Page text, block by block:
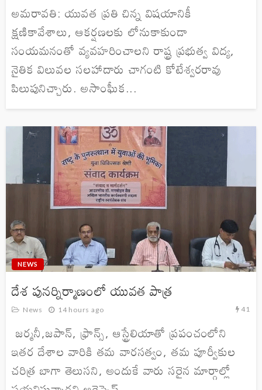
అమరావతి: యువత ప్రతి చిన్న విషయానికీ
క్షణికావేశాలు, ఆకర్షణలకు లోనుకాకుండా
సంయమనంతో వ్యవహరించాలని రాష్ట్ర ప్రభుత్వ విద్య,
నైతిక విలువల సలహాదారు చాగంటి కోటేశ్వరరావు
పిలుపునిచ్చారు. అసాంఘీక...
NEWS
దేశ పునర్నిర్మాణంలో యువత పాత్ర
News 14 hours ago 41
జర్మనీ,జపాన్, ఫ్రాన్స్, ఆస్ట్రేలియాతో ప్రపంచంలోని
ఇతర దేశాల వారికి తమ వారసత్వం, తమ పూర్వీకుల
చరిత్ర బాగా తెలుసని, అందుకే వారు సరైన మార్గాల్లో